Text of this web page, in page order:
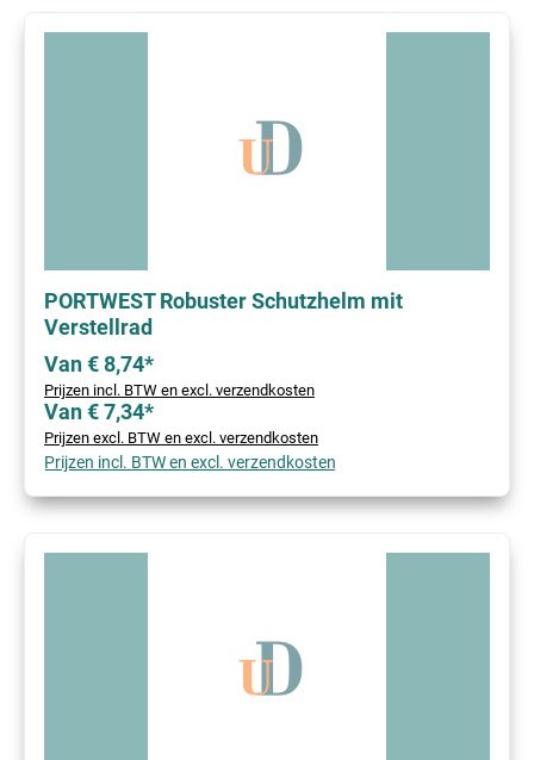
PORTWEST Robuster Schutzhelm mit
Verstellrad
Van € 8,74*
Prijzen incl. BTW en excl. verzendkosten
Van € 7,34*
Prijzen excl. BTW en excl. verzendkosten
Prijzen incl. BTW en excl. verzendkosten